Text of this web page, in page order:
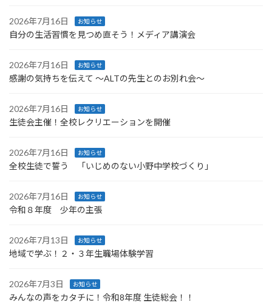
2026年7月16日 お知らせ
自分の生活習慣を見つめ直そう！メディア講演会
2026年7月16日 お知らせ
感謝の気持ちを伝えて ～ALTの先生とのお別れ会～
2026年7月16日 お知らせ
生徒会主催！全校レクリエーションを開催
2026年7月16日 お知らせ
全校生徒で誓う 「いじめのない小野中学校づくり」
2026年7月16日 お知らせ
令和８年度 少年の主張
2026年7月13日 お知らせ
地域で学ぶ！２・３年生職場体験学習
2026年7月3日 お知らせ
みんなの声をカタチに！令和8年度 生徒総会！！